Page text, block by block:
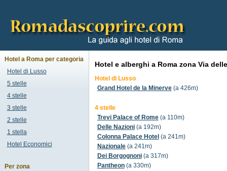
Hotel e alberghi a Roma zona Via
Hotel di Lusso
Grand Hotel de la Minerve(a 426m)
4 stelle
Trevi Palace of Rome(a 110m)
Delle Nazioni(a 192m)
Colonna Palace Hotel (a 241m)
Nazionale(a 241m)
Dei Borgognoni(a 317m)
Pantheon(a 330m)
Hotel a Roma per categoria
Hotel di Lusso
5 stelle
4 stelle
3 stelle
2 stelle
1 stella
Hotel Economici
Per zona